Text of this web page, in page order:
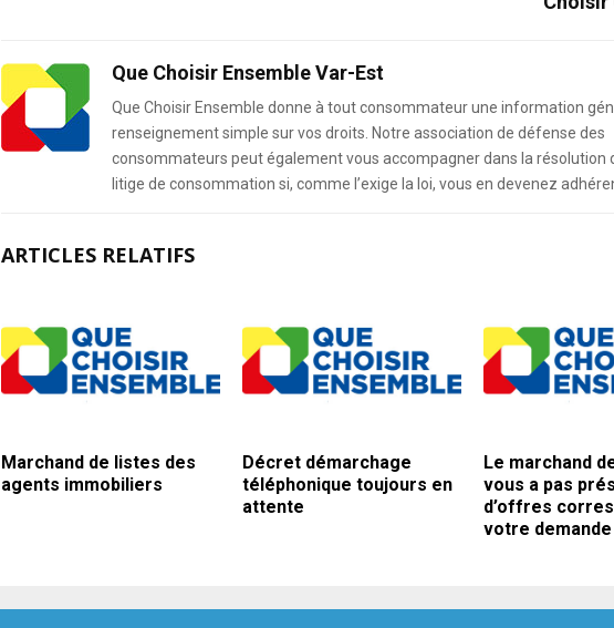
Que Choisir Ensemble Var-Est
Que Choisir Ensemble donne à tout consommateur une information
renseignement simple sur vos droits. Notre association de défense des
consommateurs peut également vous accompagner dans la résolution
litige de consommation si, comme l’exige la loi, vous en devenez
ARTICLES RELATIFS
Marchand de listes des
agents immobiliers
Décret démarchage
téléphonique toujours en
attente
Le marchand
vous a pas
d’offres
votre demande